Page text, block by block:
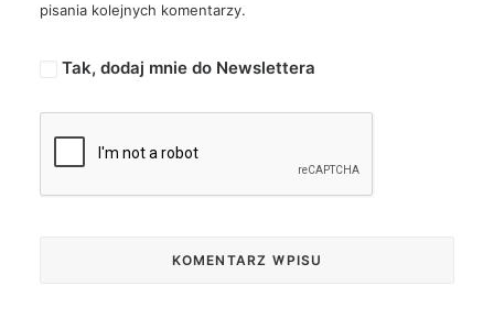
pisania kolejnych komentarzy.
Tak, dodaj mnie do Newslettera